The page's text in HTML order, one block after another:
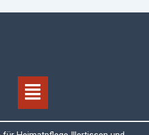
Menü